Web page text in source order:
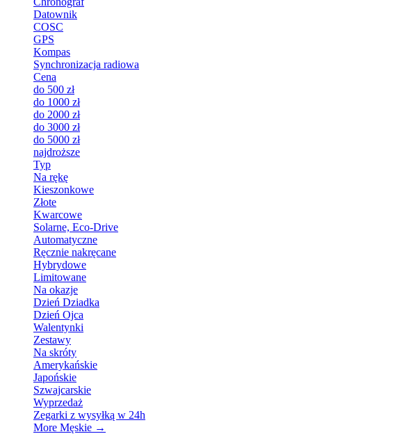
Datownik
COSC
GPS
Kompas
Synchronizacja radiowa
Cena
do 500 zł
do 1000 zł
do 2000 zł
do 3000 zł
do 5000 zł
najdroższe
Typ
Na rękę
Kieszonkowe
Złote
Kwarcowe
Solarne, Eco-Drive
Automatyczne
Ręcznie nakręcane
Hybrydowe
Limitowane
Na okazje
Dzień Dziadka
Dzień Ojca
Walentynki
Zestawy
Na skróty
Amerykańskie
Japońskie
Szwajcarskie
Wyprzedaż
Zegarki z wysyłką w 24h
More Męskie →